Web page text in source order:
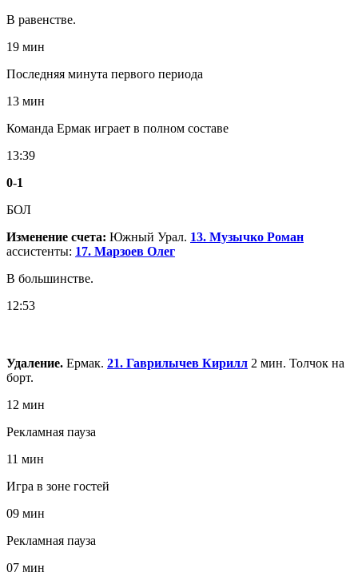
В равенстве.
19 мин
Последняя минута первого периода
13 мин
Команда Ермак играет в полном составе
13:39
0-1
БОЛ
Изменение счета: Южный Урал. 13. Музычко Роман
ассистенты: 17. Марзоев Олег
В большинстве.
12:53
Удаление. Ермак. 21. Гаврилычев Кирилл 2 мин. Толчок на
борт.
12 мин
Рекламная пауза
11 мин
Игра в зоне гостей
09 мин
Рекламная пауза
07 мин